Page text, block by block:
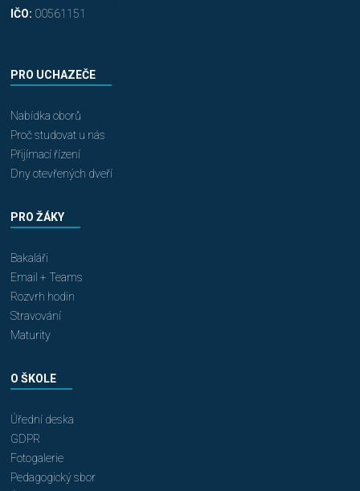
IČO: 00561151
PRO UCHAZEČE
Nabídka oborů
Proč studovat u nás
Přijímací řízení
Dny otevřených dveří
PRO ŽÁKY
Bakaláři
Email + Teams
Rozvrh hodin
Stravování
Maturity
O ŠKOLE
Úřední deska
GDPR
Fotogalerie
Pedagogický sbor